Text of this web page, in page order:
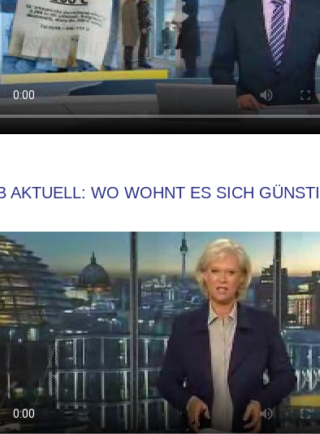
AKTUELL: WO WOHNT ES SICH